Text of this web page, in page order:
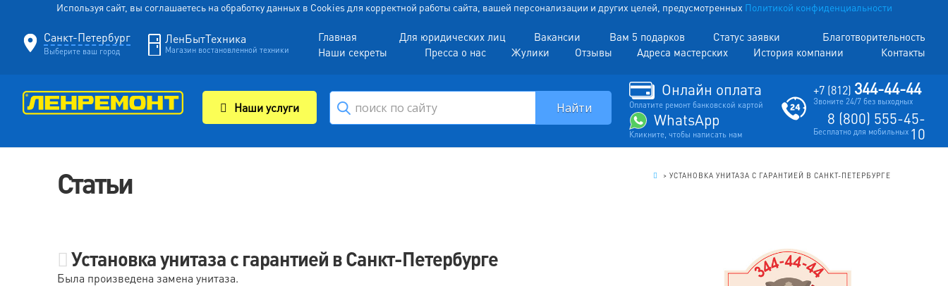
Используя сайт, вы соглашаетесь на обработку данных в Cookies для корректной работы сайта, вашей персонализации и других целей, предусмотренных Политикой конфиденциальности
Санкт-Петербург
Выберите ваш город
ЛенБытТехника
Магазин востановленной техники
Главная Для юридических лиц Вакансии Вам 5 подарков Статус заявки
Благотворительность
Наши секреты
Пресса о нас Жулики Отзывы Адреса мастерских История компании Контакты
Наши услуги
Онлайн оплата
Оплатите ремонт банковской картой
WhatsApp
Кликните, чтобы написать нам
+7 (812) 344-44-44
Звоните 24/7 без выходных
8 (800) 555-45-
10
Бесплатно для мобильных
Статьи > УСТАНОВКА УНИТАЗА С ГАРАНТИЕЙ В САНКТ-ПЕТЕРБУРГЕ
Установка унитаза с гарантией в Санкт-Петербурге
Была произведена замена унитаза.